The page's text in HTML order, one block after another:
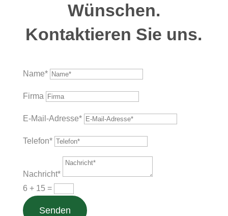
Wünschen.
Kontaktieren Sie uns.
Name*
Firma
E-Mail-Adresse*
Telefon*
Nachricht*
6 + 15 =
Senden